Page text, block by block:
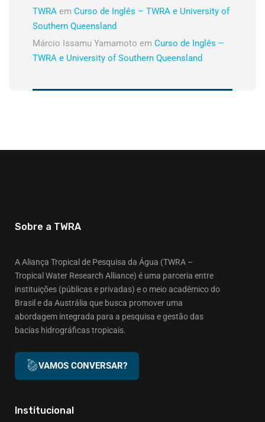
TWRA em Curso de Inglês – TWRA e University of
Southern Queensland
Márcio Issamu Yamamoto em Curso de Inglês –
TWRA e University of Southern Queensland
Sobre a TWRA
A Aliança Tropical de Pesquisa da Água (TWRA –
Tropical Water Research Alliance) é uma parceria entre
instituições (públicas e privadas) e o meio acadêmico do
Brasil e da Austrália que busca promover uma
abordagem integrada para a pesquisa e gestão das
bacias hidrográficas tropicais.
VAMOS CONVERSAR?
Institucional